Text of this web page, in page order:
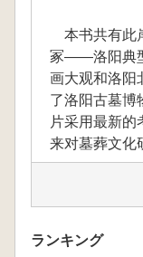
本书共有此
冢——洛阳典
画大观和洛阳
了洛阳古墓博
片采用最新的
来对墓葬文化
本書は「此
洛遺塚――洛
ランキング